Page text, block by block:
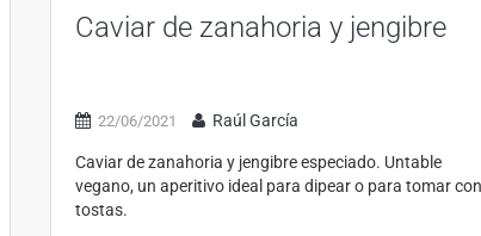
Caviar de zanahoria y jengibre
22/06/2021 Raúl García
Caviar de zanahoria y jengibre especiado. Untable
vegano, un aperitivo ideal para dipear o para tomar con
tostas.